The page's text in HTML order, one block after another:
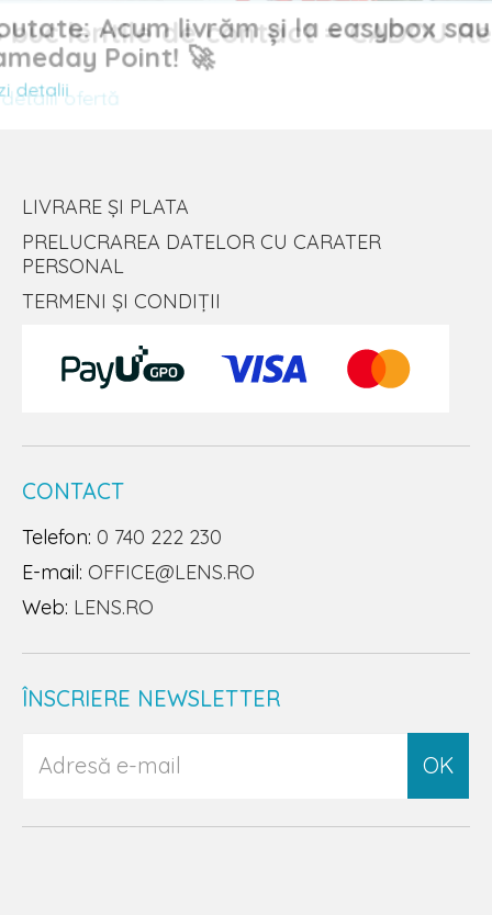
lentile de contact = CADOU
Noutate: Acum livrăm și la easybox sau
Sameday Point! 🚀
Vezi detalii
LIVRARE ȘI PLATA
PRELUCRAREA DATELOR CU CARATER
PERSONAL
TERMENI ȘI CONDIȚII
CONTACT
Telefon: 0 740 222 230
E-mail: OFFICE@LENS.RO
Web: LENS.RO
ÎNSCRIERE NEWSLETTER
OK